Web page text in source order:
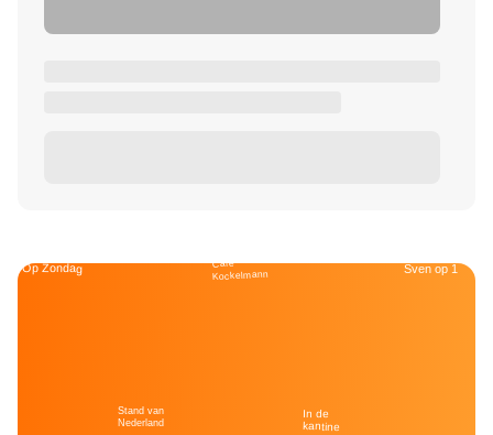
Op Zondag
Stand van
Nederland
Café
Kockelmann
In de
kantine
Sven op 1